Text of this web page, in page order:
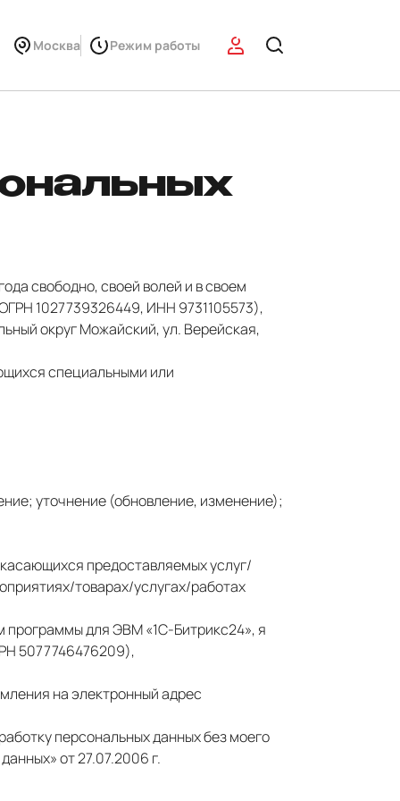
Москва Режим работы
свободно, своей волей и в своем
1027739326449, ИНН 9731105573),
округ Можайский, ул. Верейская,
специальными или
уточнение (обновление, изменение);
предоставляемых услуг/
товарах/услугах/работах
программы для ЭВМ «1С-Битрикс24», я
5077746476209),
на электронный адрес
персональных данных без моего
от 27.07.2006 г.